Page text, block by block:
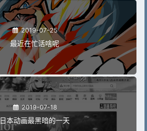
2019-07-25
最近在忙活啥呢
2019-07-18
日本动画最黑暗的一天